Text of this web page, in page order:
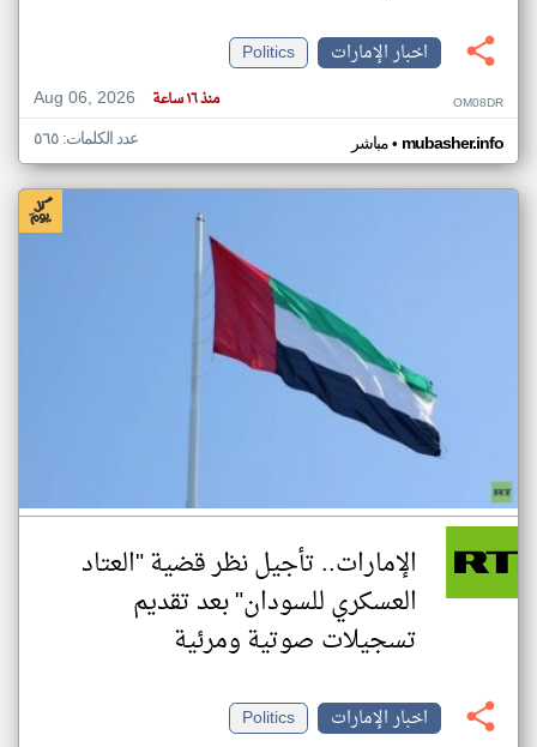
اخبار الإمارات
Politics
Aug 06, 2026
منذ ١٦ ساعة OM08DR
مباشر• mubasher.info عدد الكلمات: ٥٦٥
الإمارات.. تأجيل نظر قضية "العتاد
العسكري للسودان" بعد تقديم
تسجيلات صوتية ومرئية
اخبار الإمارات
Politics